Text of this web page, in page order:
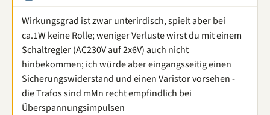
Wirkungsgrad ist zwar unterirdisch, spielt aber bei
ca.1W keine Rolle; weniger Verluste wirst du mit einem
Schaltregler (AC230V auf 2x6V) auch nicht
hinbekommen; ich würde aber eingangsseitig einen
Sicherungswiderstand und einen Varistor vorsehen -
die Trafos sind mMn recht empfindlich bei
Überspannungsimpulsen